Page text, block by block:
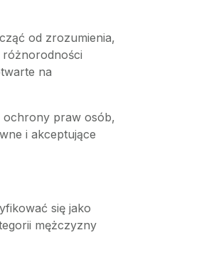
od zrozumienia,
różnorodności
na
ochrony praw osób,
i akceptujące
się jako
mężczyzny